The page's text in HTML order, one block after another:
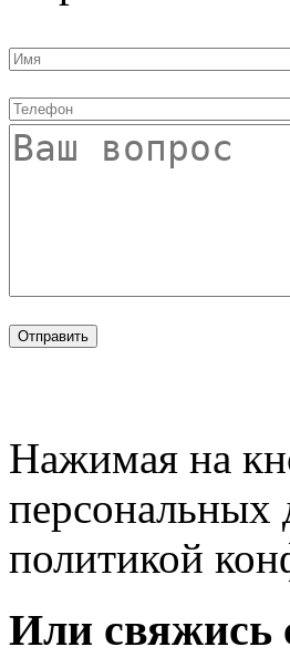
Нажимая на
персональных
политикой
Или свяжись